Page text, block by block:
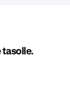
tasolle.